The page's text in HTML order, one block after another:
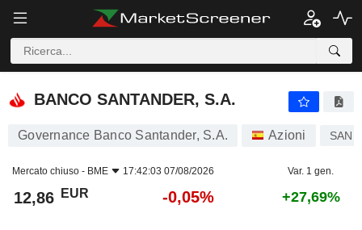
BANCO SANTANDER, S.A.
BANCO SANTANDER, S.A.
Governance Banco Santander, S.A. Azioni SAN
Mercato chiuso - BME 17:42:03 07/08/2026 Var. 1 gen.
12,86 EUR -0,05% +27,69%